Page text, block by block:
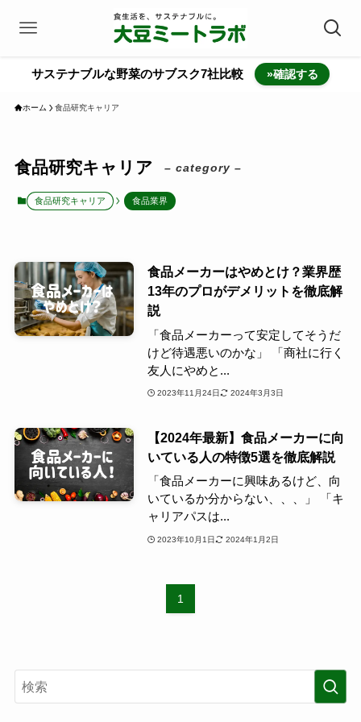
サステナブルな野菜のサブスク7社比較 »確認する
ホーム 食品研究キャリア
食品研究キャリア – category –
食品研究キャリア 食品業界
食品メーカーはやめとけ？業界歴
13年のプロがデメリットを徹底解
説
「食品メーカーって安定してそうだ
けど待遇悪いのかな」 「商社に行く
友人にやめと...
2023年11月24日 2024年3月3日
【2024年最新】食品メーカーに向
いている人の特徴5選を徹底解説
「食品メーカーに興味あるけど、向
いているか分からない、、、」 「キ
ャリアパスは...
2023年10月1日 2024年1月2日
1